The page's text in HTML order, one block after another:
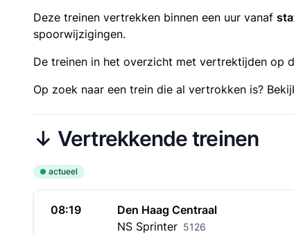
Deze treinen vertrekken binnen een uur vanaf
spoorwijzigingen.
De treinen in het overzicht met vertrektijden op
Op zoek naar een trein die al vertrokken is?
↓ Vertrekkende treinen
actueel
08:19
Den Haag Centraal
NS Sprinter 5126